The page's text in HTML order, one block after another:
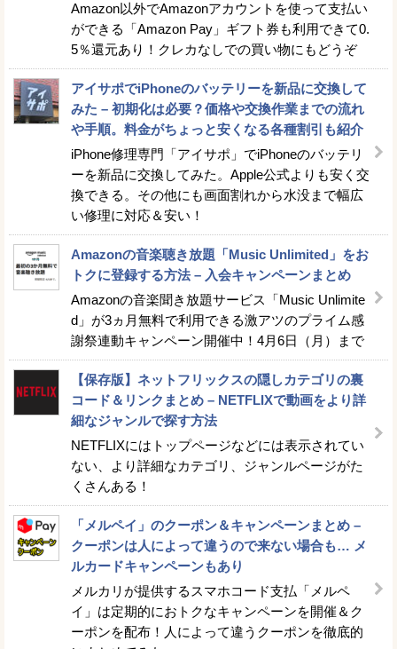
Amazon以外でAmazonアカウントを使って支払い
ができる「Amazon Pay」ギフト券も利用できて0.
5％還元あり！クレカなしでの買い物にもどうぞ
アイサポでiPhoneのバッテリーを新品に交換して
みた – 初期化は必要？価格や交換作業までの流れ
や手順。料金がちょっと安くなる各種割引も紹介
iPhone修理専門「アイサポ」でiPhoneのバッテリ
ーを新品に交換してみた。Apple公式よりも安く交
換できる。その他にも画面割れから水没まで幅広
い修理に対応＆安い！
Amazonの音楽聴き放題「Music Unlimited」をお
トクに登録する方法 – 入会キャンペーンまとめ
Amazonの音楽聞き放題サービス「Music Unlimite
d」が3ヵ月無料で利用できる激アツのプライム感
謝祭連動キャンペーン開催中！4月6日（月）まで
【保存版】ネットフリックスの隠しカテゴリの裏
コード＆リンクまとめ – NETFLIXで動画をより詳
細なジャンルで探す方法
NETFLIXにはトップページなどには表示されてい
ない、より詳細なカテゴリ、ジャンルページがた
くさんある！
「メルペイ」のクーポン＆キャンペーンまとめ –
クーポンは人によって違うので来ない場合も… メ
ルカードキャンペーンもあり
メルカリが提供するスマホコード支払「メルペ
イ」は定期的におトクなキャンペーンを開催＆ク
ーポンを配布！人によって違うクーポンを徹底的